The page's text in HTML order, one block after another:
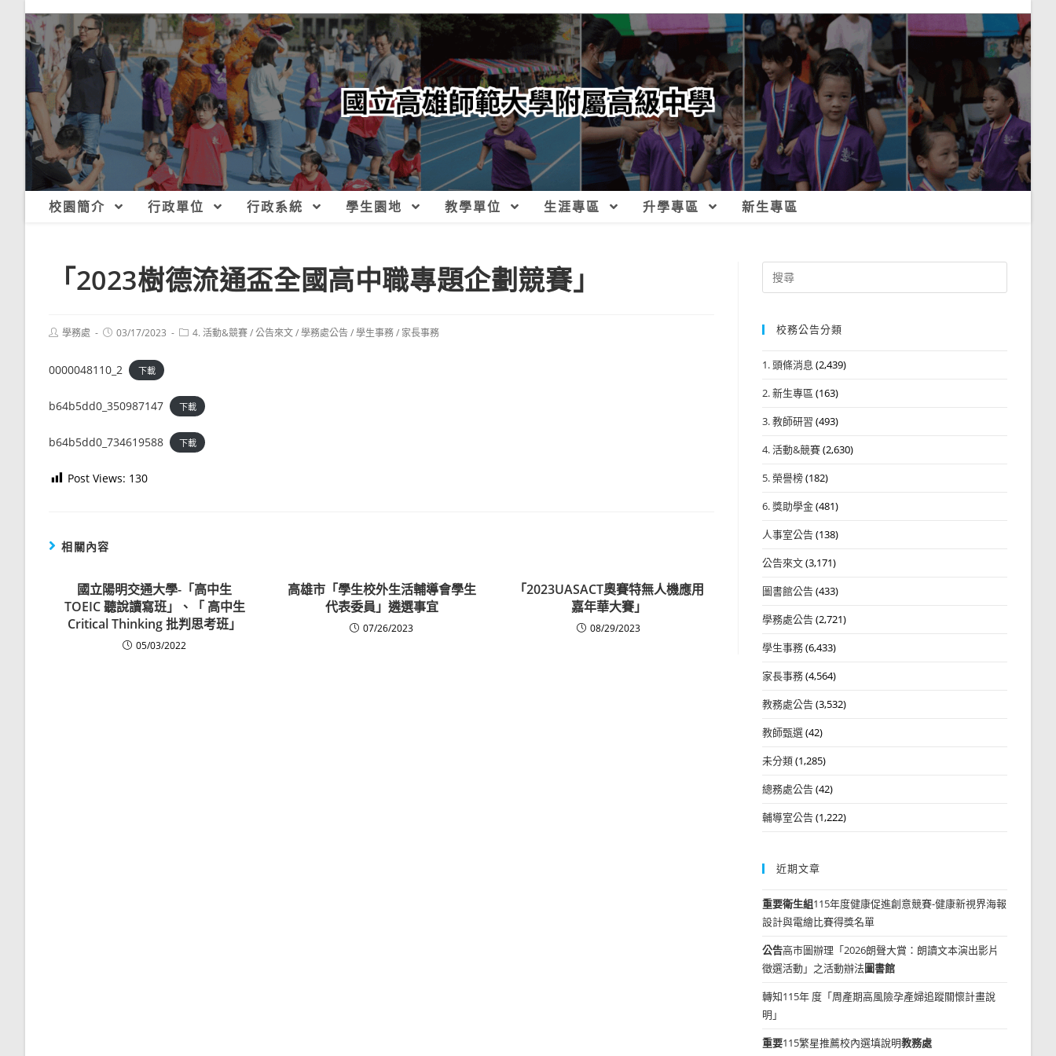
校園簡介 行政單位 行政系統 學生園地 教學單位 生涯專區 升學專區 新生專區
「2023樹德流通盃全國高中職專題企劃競賽」
Post學務處
Post03/17/2023
Post4. 活動&競賽/公告來文/學務處公告/學生事務/ 家長事務
0000048110_2 下載
b64b5dd0_350987147 下載
b64b5dd0_734619588 下載
Post Views: 130
相關內容
國立陽明交通大學-「高中生
TOEIC 聽說讀寫班」、「 高中生
Critical Thinking 批判思考班」
05/03/2022
高雄市「學生校外生活輔導會學生
代表委員」遴選事宜
07/26/2023
「2023UASACT奧賽特無人機應用
嘉年華大賽」
08/29/2023
Search
for:
校務公告分類
1. 頭條消息 (2,439)
2. 新生專區 (163)
3. 教師研習 (493)
4. 活動&競賽(2,630)
5. 榮譽榜(182)
6. 獎助學金(481)
人事室公告(138)
公告來文(3,171)
圖書館公告(433)
學務處公告(2,721)
學生事務(6,433)
家長事務(4,564)
教務處公告(3,532)
教師甄選(42)
未分類(1,285)
總務處公告(42)
輔導室公告(1,222)
近期文章
重要衛生組115年度健康促進創意競賽-健康新視界海報
設計與電繪比賽得獎名單
公告高市圖辦理「2026朗聲大賞：朗讀文本演出影片
徵選活動」之活動辦法圖書館
轉知115年 度「周產期高風險孕產婦追蹤關懷計畫說
明」
重要115繁星推薦校內選填說明教務處